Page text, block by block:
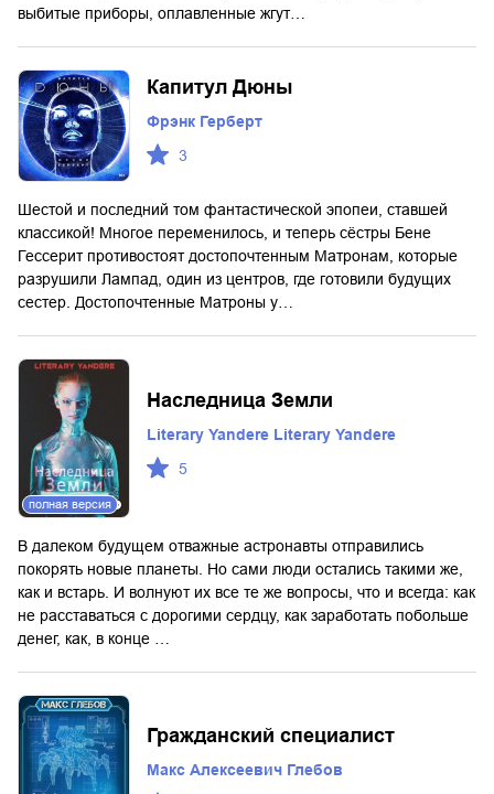
выбитые приборы, оплавленные жгут…
Капитул Дюны
Фрэнк Герберт
3
Шестой и последний том фантастической эпопеи, ставшей
классикой! Многое переменилось, и теперь сёстры Бене
Гессерит противостоят достопочтенным Матронам, которые
разрушили Лампад, один из центров, где готовили будущих
сестер. Достопочтенные Матроны у…
полная версия
Наследница Земли
Literary Yandere Literary Yandere
5
В далеком будущем отважные астронавты отправились
покорять новые планеты. Но сами люди остались такими же,
как и встарь. И волнуют их все те же вопросы, что и всегда: как
не расставаться с дорогими сердцу, как заработать побольше
денег, как, в конце …
Гражданский специалист
Макс Алексеевич Глебов